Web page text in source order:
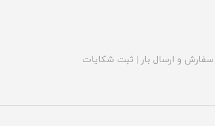
سفارش و ارسال بار | ثبت شکایات